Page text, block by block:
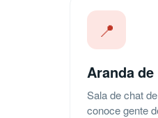
📍
Aranda
Sala de chat
conoce gente